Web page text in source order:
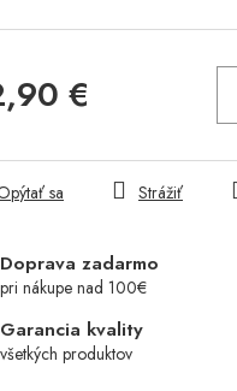
€
Doprava zadarmo
pri nákupe nad 100€
Garancia kvality
všetkých produktov
sa Strážiť